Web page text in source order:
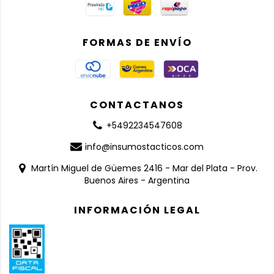
FORMAS DE ENVÍO
CONTACTANOS
+5492234547608
info@insumostacticos.com
Martín Miguel de Güemes 2416 - Mar del Plata - Prov.
Buenos Aires - Argentina
INFORMACIÓN LEGAL